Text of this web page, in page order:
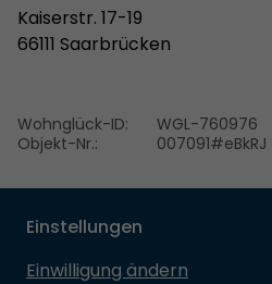
Kaiserstr. 17-19
66111 Saarbrücken
Wohnglück-ID:
Objekt-Nr.:
WGL-760976
007091#eBkRJ
Einstellungen
Einwilligung ändern